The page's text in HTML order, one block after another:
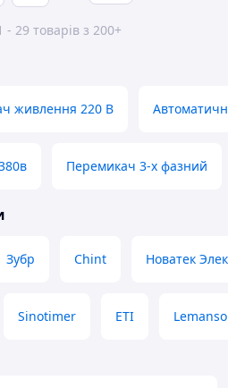
- 29 товарів з 200+
живлення 220 В
Перемикач 3-х фазний
Зубр Chint Новатек
Sinotimer ETI Lemanso